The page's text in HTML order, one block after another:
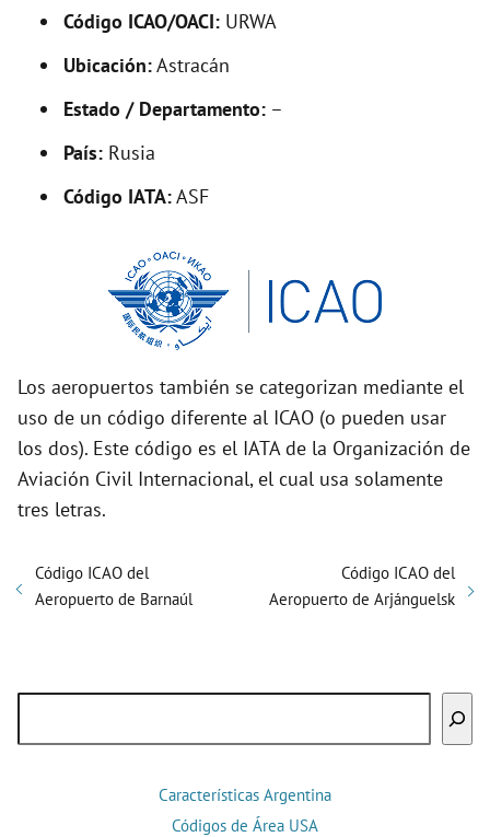
e
o
Código ICAO/OACI: URWA
Ubicación:Astracán
Estado / Departamento: –
País: Rusia
Código IATA:ASF
Los aeropuertos también se categorizan mediante el
uso de un código diferente al ICAO (o pueden usar
los dos). Este código es el IATA de la Organización de
Aviación Civil Internacional, el cual usa solamente
tres letras.
Código ICAO del
Aeropuerto de Barnaúl
Código ICAO del
Aeropuerto de Arjánguelsk
Características Argentina
Códigos de Área USA